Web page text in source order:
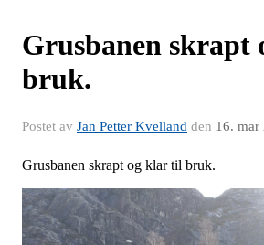
Grusbanen skrapt
bruk.
Postet av Jan Petter Kvelland den 16. mar
Grusbanen skrapt og klar til bruk.